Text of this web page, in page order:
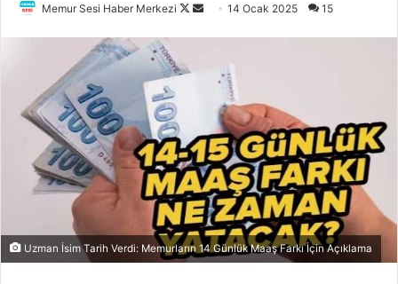
Memur Sesi Haber Merkezi
F
o
n
X
o
s
t
a
g
ö
n
14 Ocak 2025 15
Uzman İsim Tarih Verdi: Memurların 14 Günlük Maaş Farkı İçin Açıklama